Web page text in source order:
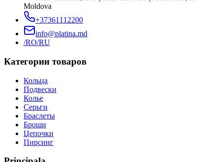
Moldova
+37361112200
info@platina.md
/RO/RU
Категории товаров
Кольца
Подвески
Колье
Серьги
Браслеты
Броши
Цепочки
Пирсинг